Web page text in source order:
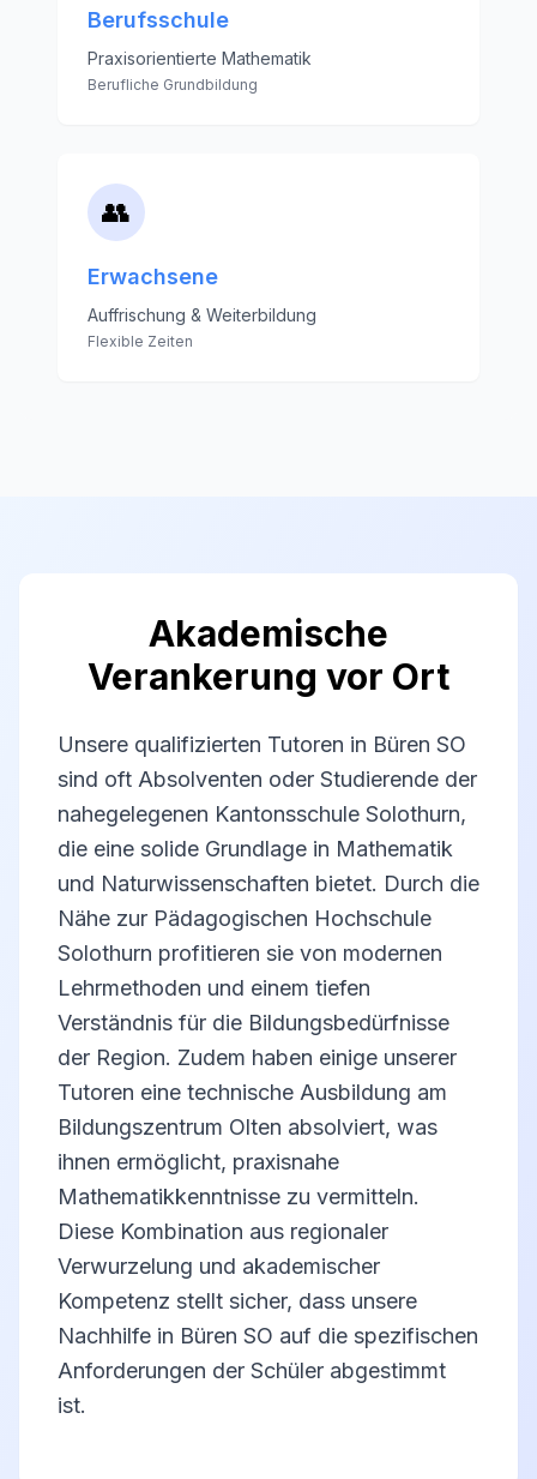
Berufsschule
Praxisorientierte Mathematik
Berufliche Grundbildung
👥
Erwachsene
Auffrischung & Weiterbildung
Flexible Zeiten
Akademische
Verankerung vor Ort
Unsere qualifizierten Tutoren in Büren SO
sind oft Absolventen oder Studierende der
nahegelegenen Kantonsschule Solothurn,
die eine solide Grundlage in Mathematik
und Naturwissenschaften bietet. Durch die
Nähe zur Pädagogischen Hochschule
Solothurn profitieren sie von modernen
Lehrmethoden und einem tiefen
Verständnis für die Bildungsbedürfnisse
der Region. Zudem haben einige unserer
Tutoren eine technische Ausbildung am
Bildungszentrum Olten absolviert, was
ihnen ermöglicht, praxisnahe
Mathematikkenntnisse zu vermitteln.
Diese Kombination aus regionaler
Verwurzelung und akademischer
Kompetenz stellt sicher, dass unsere
Nachhilfe in Büren SO auf die spezifischen
Anforderungen der Schüler abgestimmt
ist.